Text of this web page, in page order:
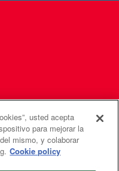
es una agencia de la
Unida
Unidas. Reservados
usted acepta
para mejorar la
mismo, y colaborar
Cookie policy